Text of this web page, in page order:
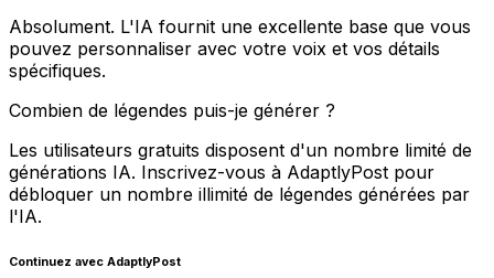
Absolument. L'IA fournit une excellente base que vous
pouvez personnaliser avec votre voix et vos détails
spécifiques.
Combien de légendes puis-je générer ?
Les utilisateurs gratuits disposent d'un nombre limité de
générations IA. Inscrivez-vous à AdaptlyPost pour
débloquer un nombre illimité de légendes générées par
l'IA.
Continuez avec AdaptlyPost